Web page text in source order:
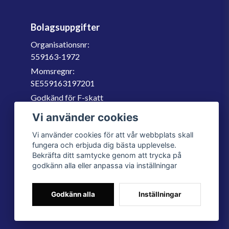
Bolagsuppgifter
Organisationsnr:
559163-1972
Momsregnr:
SE559163197201
Godkänd för F-skatt
060-566 800
Vi använder cookies
Vi använder cookies för att vår webbplats skall
fungera och erbjuda dig bästa upplevelse.
Bekräfta ditt samtycke genom att trycka på
godkänn alla eller anpassa via inställningar
Godkänn alla Inställningar